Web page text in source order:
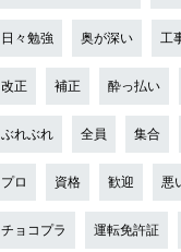
日々勉強 奥が深い 工
改正 補正 酔っ払い
ぶれぶれ 全員 集合
プロ 資格 歓迎 悪
チョコプラ 運転免許証